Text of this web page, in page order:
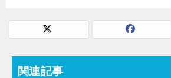
関連記事